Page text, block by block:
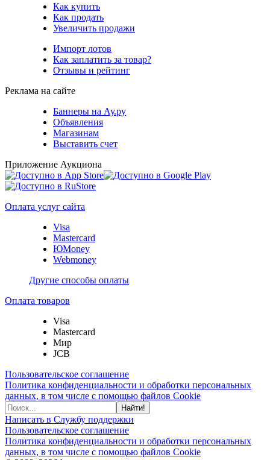
Как купить
Как продать
Увеличить продажи
Импорт лотов
Как заплатить за товар?
Отзывы и рейтинг
Реклама на сайте
Баннеры на Ау.ру
Объявления
Магазинам
Выставить счет
Приложение Аукциона
Оплата услуг сайта
Visa
Mastercard
ЮMoney
Webmoney
Другие способы оплаты
Оплата товаров
Visa
Mastercard
Мир
JCB
Пользовательское соглашение
Политика конфиденциальности и обработки персональных
данных, в том числе с помощью файлов Cookie
Найти!
Написать в Службу поддержки
Пользовательское соглашение
Политика конфиденциальности и обработки персональных
данных, в том числе с помощью файлов Cookie